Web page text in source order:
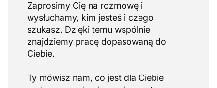
Zaprosimy Cię na rozmowę i
wysłuchamy, kim jesteś i czego
szukasz. Dzięki temu wspólnie
znajdziemy pracę dopasowaną do
Ciebie.
Ty mówisz nam, co jest dla Ciebie